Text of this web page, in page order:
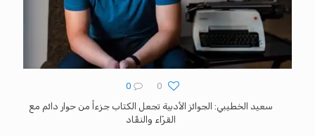
0
0
سعيد الخطيبي: الجوائز الأدبية تجعل الكتاب جزءاً من حوار دائم مع
القرّاء والنقّاد